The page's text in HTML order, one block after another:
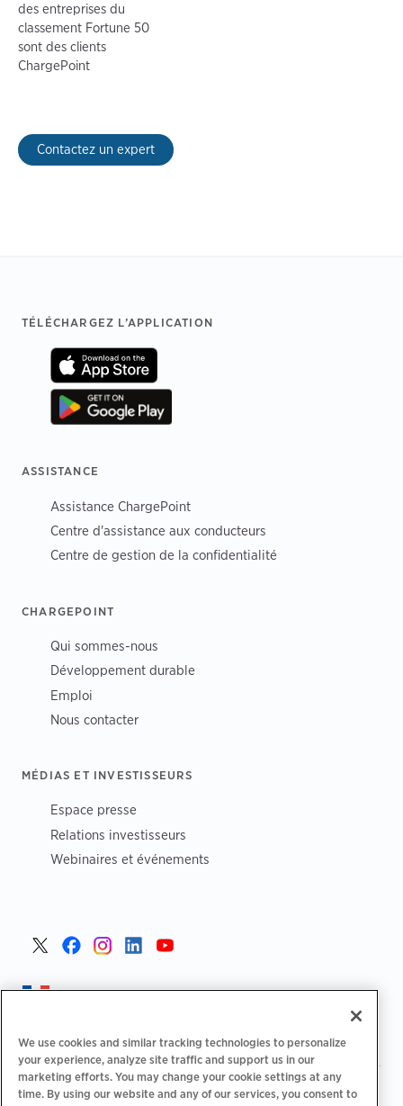
des entreprises du
classement Fortune 50
sont des clients
ChargePoint
Contactez un expert
Footer
TÉLÉCHARGEZ L’APPLICATION
ASSISTANCE
Assistance ChargePoint
Centre d'assistance aux conducteurs
Centre de gestion de la confidentialité
CHARGEPOINT
Qui sommes-nous
Développement durable
Emploi
Nous contacter
MÉDIAS ET INVESTISSEURS
Espace presse
Relations investisseurs
Webinaires et événements
France >
Politique de confidentialité Vos choix de confidentialité
We use cookies and similar tracking technologies to personalize
your experience, analyze site traffic and support us in our
marketing efforts. You may change your cookie settings at any
time. By using our website and any of our services, you consent to